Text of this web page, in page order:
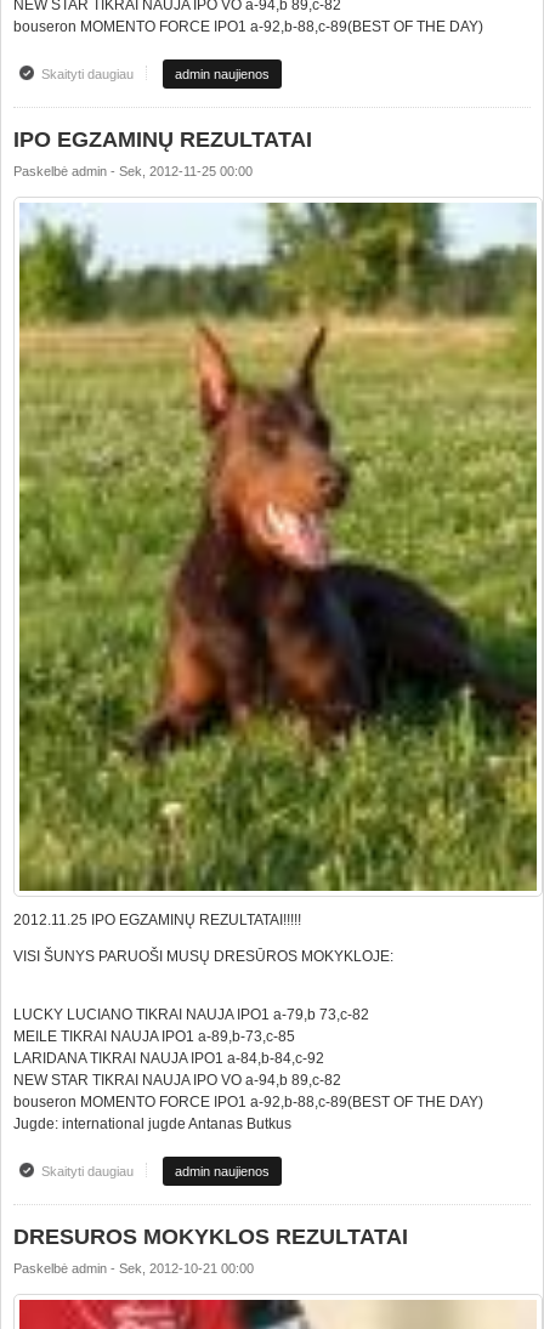
NEW STAR TIKRAI NAUJA IPO VO a-94,b 89,c-82
bouseron MOMENTO FORCE IPO1 a-92,b-88,c-89(BEST OF THE DAY)
Skaityti daugiauapie IPO RESULTS
admin naujienos
IPO EGZAMINŲ REZULTATAI
Paskelbė admin - Sek, 2012-11-25 00:00
2012.11.25 IPO EGZAMINŲ REZULTATAI!!!!!
VISI ŠUNYS PARUOŠI MUSŲ DRESŪROS MOKYKLOJE:
LUCKY LUCIANO TIKRAI NAUJA IPO1 a-79,b 73,c-82
MEILE TIKRAI NAUJA IPO1 a-89,b-73,c-85
LARIDANA TIKRAI NAUJA IPO1 a-84,b-84,c-92
NEW STAR TIKRAI NAUJA IPO VO a-94,b 89,c-82
bouseron MOMENTO FORCE IPO1 a-92,b-88,c-89(BEST OF THE DAY)
Jugde: international jugde Antanas Butkus
Skaityti daugiauapie IPO EGZAMINŲ REZULTATAI
admin naujienos
DRESUROS MOKYKLOS REZULTATAI
Paskelbė admin - Sek, 2012-10-21 00:00